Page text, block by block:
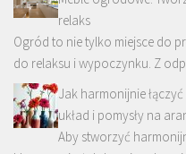
relaks
Ogród to nie tylko miejsce do
do relaksu i wypoczynku. Z
Jak harmonijnie
układ i pomysły na
Aby stworzyć